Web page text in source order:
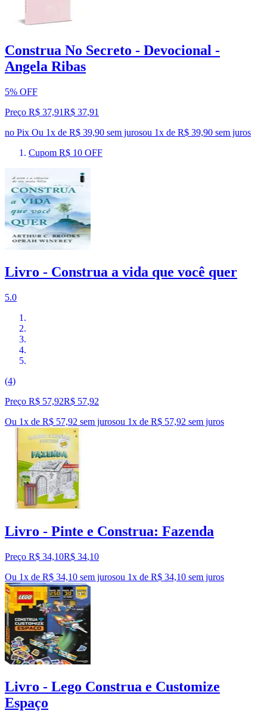
Construa No Secreto - Devocional -
Angela Ribas
5% OFF
Preço R$ 37,91R$ 37,91
no Pix Ou 1x de R$ 39,90 sem jurosou 1x de R$ 39,90 sem juros
Cupom R$ 10 OFF
Livro - Construa a vida que você quer
5.0
(4)
Preço R$ 57,92R$ 57,92
Ou 1x de R$ 57,92 sem jurosou 1x de R$ 57,92 sem juros
Livro - Pinte e Construa: Fazenda
Preço R$ 34,10R$ 34,10
Ou 1x de R$ 34,10 sem jurosou 1x de R$ 34,10 sem juros
Livro - Lego Construa e Customize
Espaço